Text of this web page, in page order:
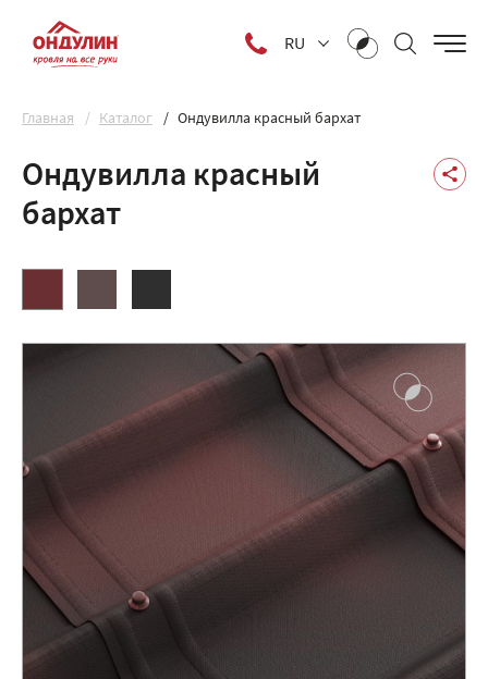
RU
Главная Каталог Ондувилла красный бархат
Ондувилла красный
бархат